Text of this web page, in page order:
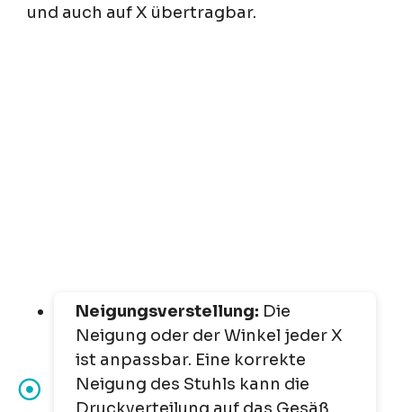
und auch auf X übertragbar.
Neigungsverstellung: Die
Neigung oder der Winkel jeder X
ist anpassbar. Eine korrekte
Neigung des Stuhls kann die